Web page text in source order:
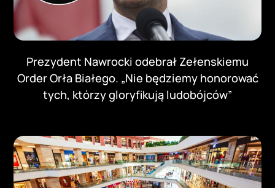
Prezydent Nawrocki odebrał Zełenskiemu
Order Orła Białego. „Nie będziemy honorować
tych, którzy gloryfikują ludobójców”